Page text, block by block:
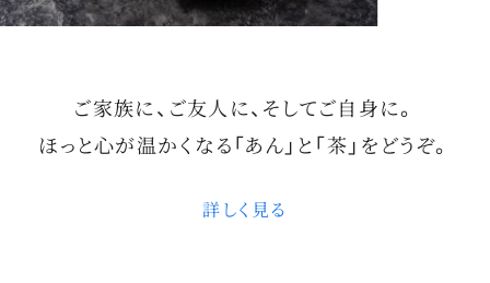
ご家族に、ご友人に、そしてご自身に。
ほっと心が温かくなる「あん」と「茶」をどうぞ。
詳しく見る